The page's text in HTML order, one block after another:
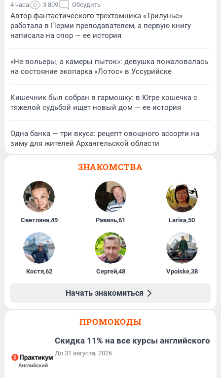
4 часа 3 809 Обсудить
Автор фантастического трехтомника «Трилунье»
работала в Перми преподавателем, а первую книгу
написала на спор — ее история
«Не вольеры, а камеры пыток»: девушка пожаловалась
на состояние экопарка «Лотос» в Уссурийске
Кишечник был собран в гармошку: в Югре кошечка с
тяжелой судьбой ищет новый дом — ее история
Одна банка — три вкуса: рецепт овощного ассорти на
зиму для жителей Архангельской области
ЗНАКОМСТВА
Светлана,49 Равиль,61 Larisa,50
Костя,62 Сергей,48 Vpoiske,38
Начать знакомиться
ПРОМОКОДЫ
Скидка 11% на все курсы английского
До 31 августа, 2026